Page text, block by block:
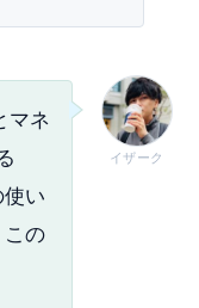
イザーク
マネ
い
この